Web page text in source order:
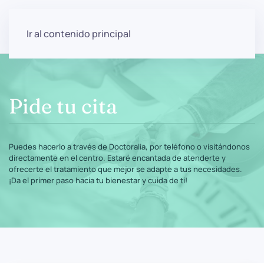
Ir al contenido principal
Pide tu cita
Puedes hacerlo a través de Doctoralia, por teléfono o visitándonos
directamente en el centro. Estaré encantada de atenderte y
ofrecerte el tratamiento que mejor se adapte a tus necesidades.
¡Da el primer paso hacia tu bienestar y cuida de ti!